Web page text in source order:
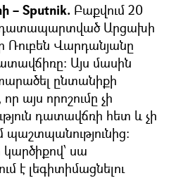
– Sputnik. Բաքվում 20
Արցախի
Վարդանյանը
Այս մասին
ընտանիքի
այս որոշումը չի
դատավճռի հետ և չի
սա
է լեգիտիմացնելու